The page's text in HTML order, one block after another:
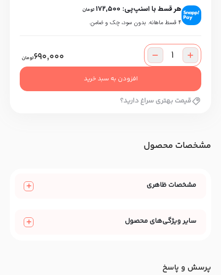
هر قسط با اسنپ‌پی: 172,500 تومان
۴ قسط ماهانه. بدون سود، چک و ضامن.
690,000تومان
افزودن به سبد خرید
قیمت بهتری سراغ دارید؟
مشخصات محصول
مشخصات ظاهری
سایر ویژگی‌های محصول
پرسش و پاسخ